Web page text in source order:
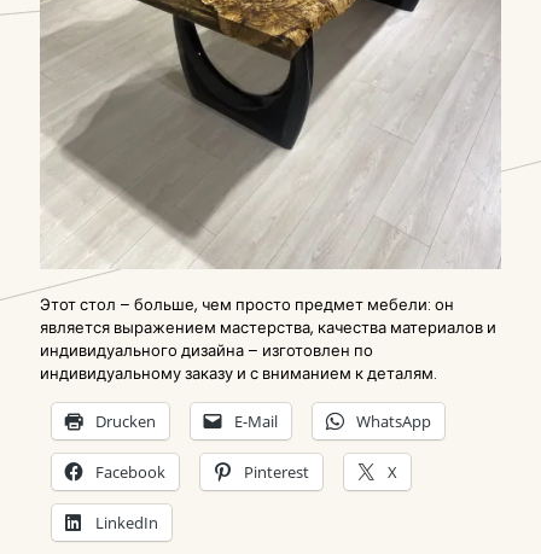
Этот стол – больше, чем просто предмет мебели: он
является выражением мастерства, качества материалов и
индивидуального дизайна – изготовлен по
индивидуальному заказу и с вниманием к деталям.
Drucken E-Mail WhatsApp
Facebook Pinterest X
LinkedIn